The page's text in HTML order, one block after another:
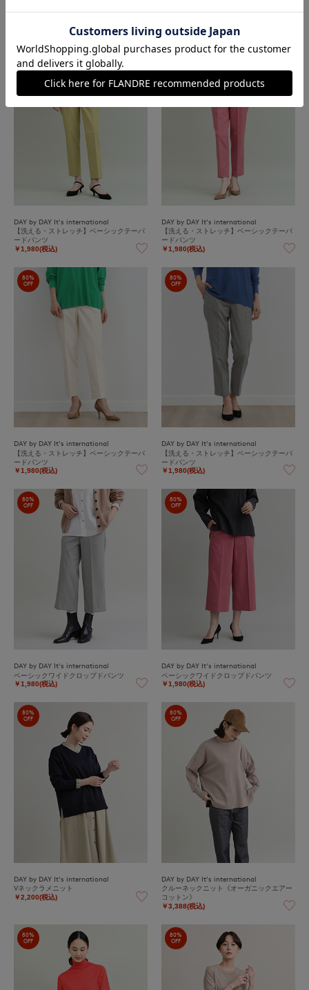
￥1,980(税込)
OFF
DAY by DAY It's international
【洗える・ストレッチ】ベーシックテーパ
ードパンツ
￥1,980(税込)
80%
DAY by DAY It's international
【洗える・ストレッチ】ベーシックテーパ
ードパンツ
￥1,980(税込)
80%
OFF
DAY by DAY It's international
【洗える・ストレッチ】ベーシックテーパ
ードパンツ
￥1,980(税込)
80%
OFF
DAY by DAY It's international
【洗える・ストレッチ】ベーシックテーパ
ードパンツ
￥1,980(税込)
80%
OFF
DAY by DAY It's international
ベーシックワイドクロップドパンツ
￥1,980(税込)
80%
OFF
DAY by DAY It's international
ベーシックワイドクロップドパンツ
￥1,980(税込)
80%
OFF
DAY by DAY It's international
Vネックラメニット
￥2,200(税込)
80%
OFF
DAY by DAY It's international
クルーネックニット《オーガニックエアー
コットン》
￥3,388(税込)
80%
OFF
80%
OFF